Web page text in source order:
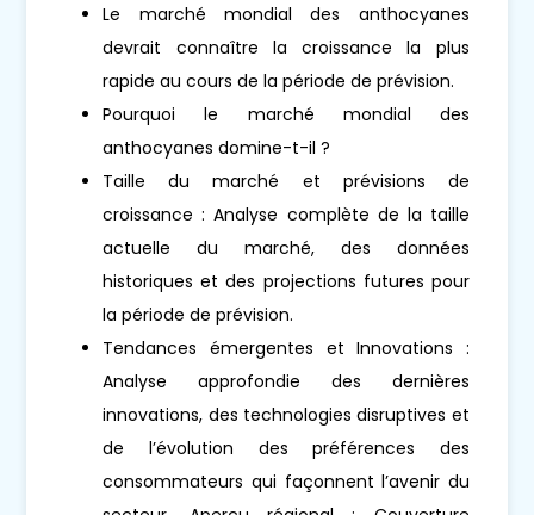
Le marché mondial des anthocyanes
devrait connaître la croissance la plus
rapide au cours de la période de prévision.
Pourquoi le marché mondial des
anthocyanes domine-t-il ?
Taille du marché et prévisions de
croissance : Analyse complète de la taille
actuelle du marché, des données
historiques et des projections futures pour
la période de prévision.
Tendances émergentes et Innovations :
Analyse approfondie des dernières
innovations, des technologies disruptives et
de l’évolution des préférences des
consommateurs qui façonnent l’avenir du